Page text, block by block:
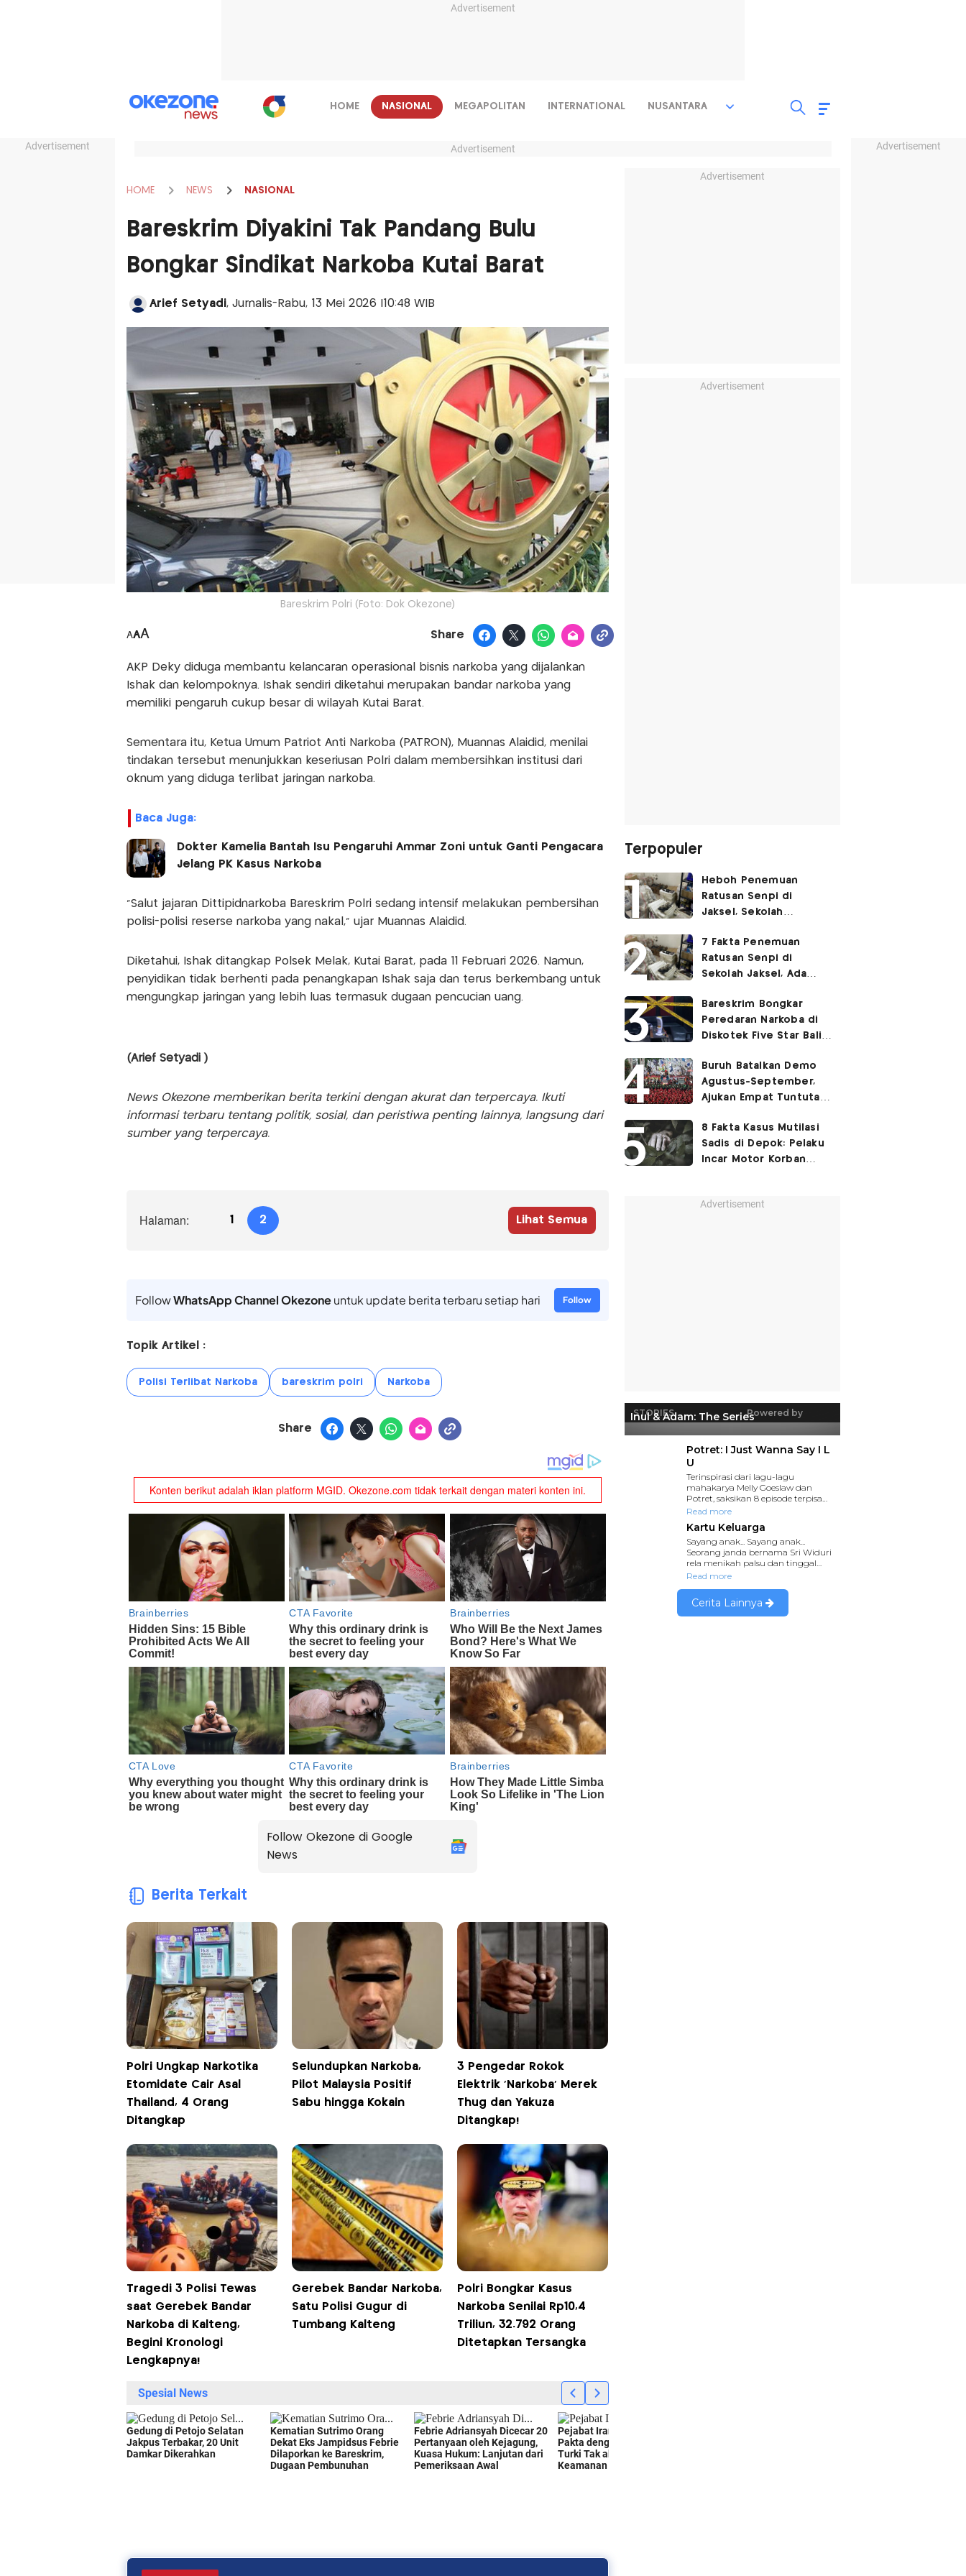
Advertisement
Advertisement Advertisement
HOME NASIONAL MEGAPOLITAN INTERNATIONAL NUSANTARA
Advertisement
HOME NEWS NASIONAL
Bareskrim Diyakini Tak Pandang Bulu
Bongkar Sindikat Narkoba Kutai Barat
Arief Setyadi, Jurnalis-Rabu, 13 Mei 2026 |10:48 WIB
Bareskrim Polri (Foto: Dok Okezone)
AAA Share
AKP Deky diduga membantu kelancaran operasional bisnis narkoba yang dijalankan
Ishak dan kelompoknya. Ishak sendiri diketahui merupakan bandar narkoba yang
memiliki pengaruh cukup besar di wilayah Kutai Barat.
Sementara itu, Ketua Umum Patriot Anti Narkoba (PATRON), Muannas Alaidid, menilai
tindakan tersebut menunjukkan keseriusan Polri dalam membersihkan institusi dari
oknum yang diduga terlibat jaringan narkoba.
Baca Juga:
Dokter Kamelia Bantah Isu Pengaruhi Ammar Zoni untuk Ganti Pengacara
Jelang PK Kasus Narkoba
"Salut jajaran Dittipidnarkoba Bareskrim Polri sedang intensif melakukan pembersihan
polisi-polisi reserse narkoba yang nakal," ujar Muannas Alaidid.
Diketahui, Ishak ditangkap Polsek Melak, Kutai Barat, pada 11 Februari 2026. Namun,
penyidikan tidak berhenti pada penangkapan Ishak saja dan terus berkembang untuk
mengungkap jaringan yang lebih luas termasuk dugaan pencucian uang.
(Arief Setyadi )
News Okezone memberikan berita terkini dengan akurat dan terpercaya. Ikuti
informasi terbaru tentang politik, sosial, dan peristiwa penting lainnya, langsung dari
sumber yang terpercaya.
Halaman: 1 2 Lihat Semua
FollowWhatsApp Channel Okezoneuntuk update berita terbaru setiap hari Follow
Topik Artikel :
Polisi Terlibat Narkoba bareskrim polri Narkoba
Share
Follow Okezone di Google
News
Berita Terkait
Polri Ungkap Narkotika
Etomidate Cair Asal
Thailand, 4 Orang
Ditangkap
Selundupkan Narkoba,
Pilot Malaysia Positif
Sabu hingga Kokain
3 Pengedar Rokok
Elektrik 'Narkoba' Merek
Thug dan Yakuza
Ditangkap!
Tragedi 3 Polisi Tewas
saat Gerebek Bandar
Narkoba di Kalteng,
Begini Kronologi
Lengkapnya!
Gerebek Bandar Narkoba,
Satu Polisi Gugur di
Tumbang Kalteng
Polri Bongkar Kasus
Narkoba Senilai Rp10,4
Triliun, 32.792 Orang
Ditetapkan Tersangka
Advertisement
Advertisement
Terpopuler
Heboh Penemuan
Ratusan Senpi di
Jaksel, Sekolah
Kegiatan Eskul
Menembak
7 Fakta Penemuan
Ratusan Senpi di
Sekolah Jaksel, Ada
Ruang Bunker
Bareskrim Bongkar
Peredaran Narkoba di
Diskotek Five Star Bali,
Buruh Batalkan Demo
Agustus-September,
Ajukan Empat Tuntutan
8 Fakta Kasus Mutilasi
Sadis di Depok: Pelaku
Incar Motor Korban
Advertisement